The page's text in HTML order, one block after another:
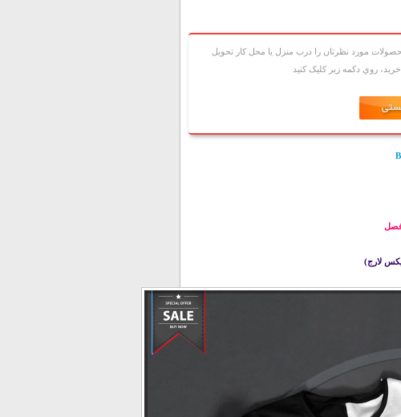
مورد نظرتان را درب منزل يا محل کار تحويل
روي دکمه زير کليک کنيد
فصل
لارج)